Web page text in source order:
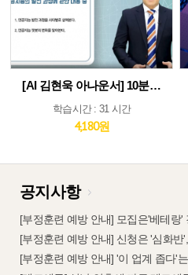
[AI 김현욱 아나운서] 10분이면 따라하는 직장인 ChatGPT 바이블
학습시간 : 31 시간
4,180원
공지사항
[부정훈련 예방 안내] 모집은'베테랑
[부정훈련 예방 안내] 신청은 '심화반
[부정훈련 예방 안내] '이 업계 좁다'